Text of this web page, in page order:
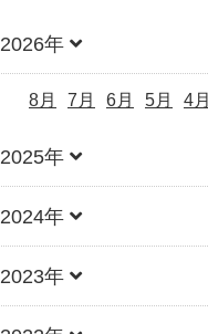
2026年
8月 7月 6月 5月 4月
2025年
2024年
2023年